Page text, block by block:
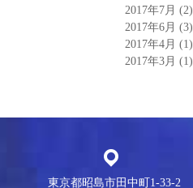
2017年7月 (2)
2017年6月 (3)
2017年4月 (1)
2017年3月 (1)
東京都昭島市田中町1-33-2